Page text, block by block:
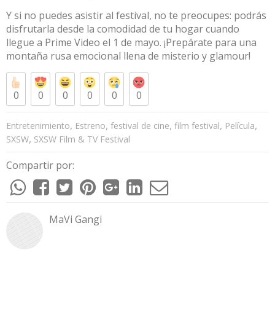
Y si no puedes asistir al festival, no te preocupes: podrás
disfrutarla desde la comodidad de tu hogar cuando
llegue a Prime Video el 1 de mayo. ¡Prepárate para una
montaña rusa emocional llena de misterio y glamour!
0 0 0 0 0 0
Entretenimiento, Estreno, festival de cine, film festival, Película,
SXSW, SXSW Film & TV Festival
Compartir por:
MaVi Gangi